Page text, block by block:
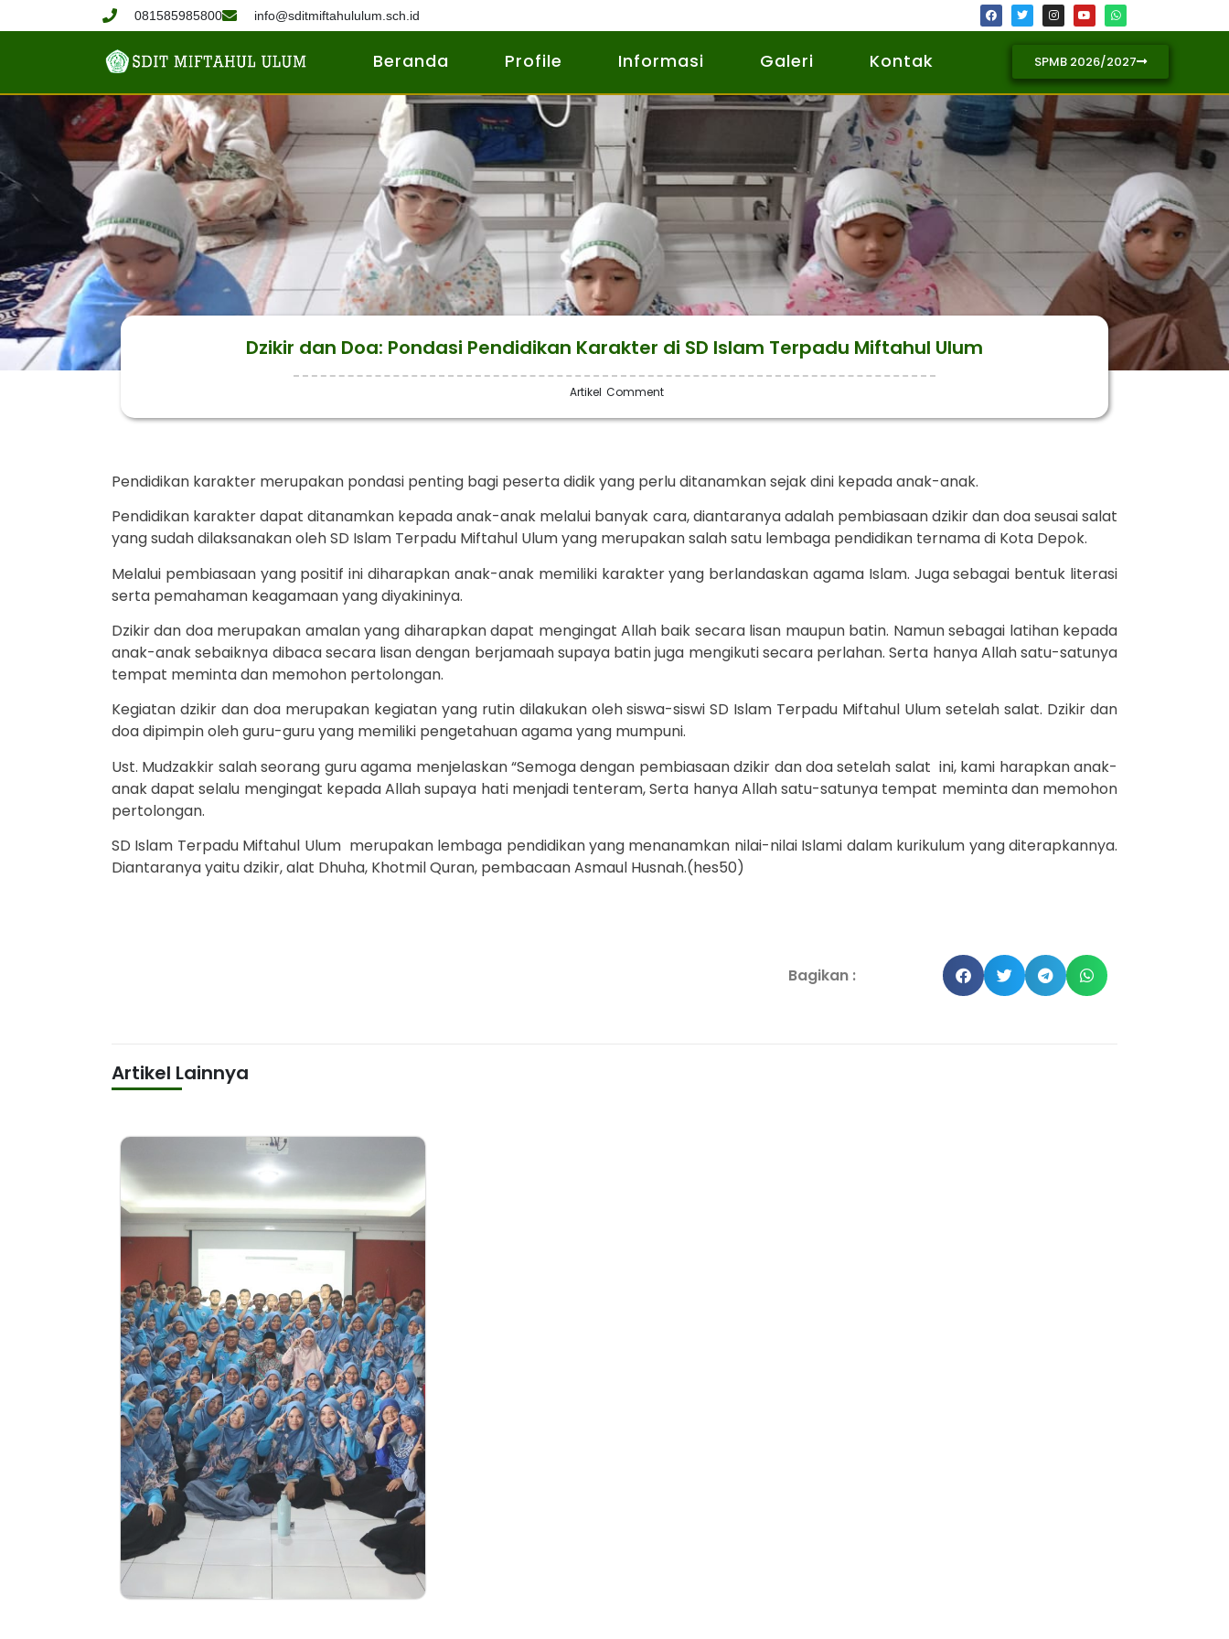
081585985800 info@sditmiftahululum.sch.id
Beranda Profile Informasi Galeri Kontak SPMB 2026/2027
Dzikir dan Doa: Pondasi Pendidikan Karakter di SD Islam Terpadu Miftahul Ulum
Artikel Comment
Pendidikan karakter merupakan pondasi penting bagi peserta didik yang perlu ditanamkan sejak dini kepada anak-anak.
Pendidikan karakter dapat ditanamkan kepada anak-anak melalui banyak cara, diantaranya adalah pembiasaan dzikir dan doa seusai salat
yang sudah dilaksanakan oleh SD Islam Terpadu Miftahul Ulum yang merupakan salah satu lembaga pendidikan ternama di Kota Depok.
Melalui pembiasaan yang positif ini diharapkan anak-anak memiliki karakter yang berlandaskan agama Islam. Juga sebagai bentuk literasi
serta pemahaman keagamaan yang diyakininya.
Dzikir dan doa merupakan amalan yang diharapkan dapat mengingat Allah baik secara lisan maupun batin. Namun sebagai latihan kepada
anak-anak sebaiknya dibaca secara lisan dengan berjamaah supaya batin juga mengikuti secara perlahan. Serta hanya Allah satu-satunya
tempat meminta dan memohon pertolongan.
Kegiatan dzikir dan doa merupakan kegiatan yang rutin dilakukan oleh siswa-siswi SD Islam Terpadu Miftahul Ulum setelah salat. Dzikir dan
doa dipimpin oleh guru-guru yang memiliki pengetahuan agama yang mumpuni.
Ust. Mudzakkir salah seorang guru agama menjelaskan “Semoga dengan pembiasaan dzikir dan doa setelah salat ini, kami harapkan anak-
anak dapat selalu mengingat kepada Allah supaya hati menjadi tenteram, Serta hanya Allah satu-satunya tempat meminta dan memohon
pertolongan.
SD Islam Terpadu Miftahul Ulum merupakan lembaga pendidikan yang menanamkan nilai-nilai Islami dalam kurikulum yang diterapkannya.
Diantaranya yaitu dzikir, alat Dhuha, Khotmil Quran, pembacaan Asmaul Husnah.(hes50)
Bagikan :
Artikel Lainnya